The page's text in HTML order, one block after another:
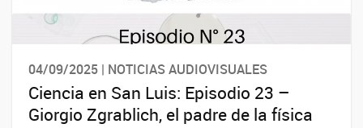
04/09/2025 | NOTICIAS AUDIOVISUALES
Ciencia en San Luis: Episodio 23 –
Giorgio Zgrablich, el padre de la física